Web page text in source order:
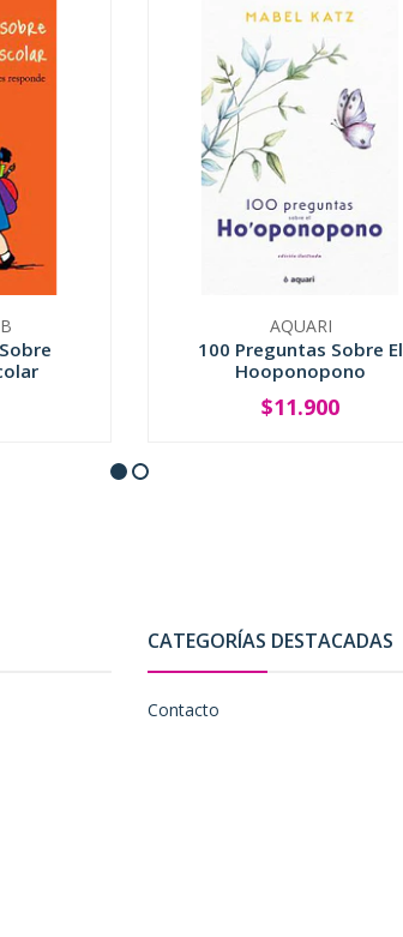
AQUARI
100 Preguntas Sobre El
Hooponopono
+
$11.900
CATEGORÍAS DESTACADAS
Contacto